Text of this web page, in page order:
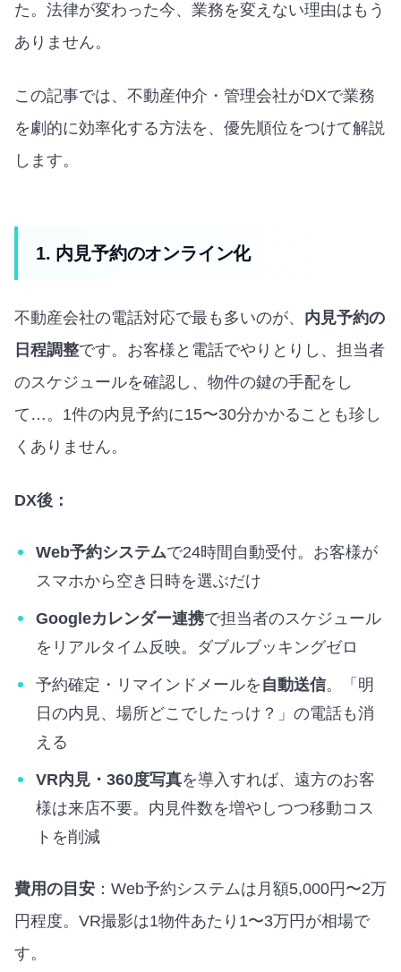
た。法律が変わった今、業務を変えない理由はもう
ありません。
この記事では、不動産仲介・管理会社がDXで業務
を劇的に効率化する方法を、優先順位をつけて解説
します。
1. 内見予約のオンライン化
不動産会社の電話対応で最も多いのが、 内見予約の
日程調整です。お客様と電話でやりとりし、担当者
のスケジュールを確認し、物件の鍵の手配をし
て…。1件の内見予約に15〜30分かかることも珍し
くありません。
DX後：
Web予約システムで24時間自動受付。お客様が
スマホから空き日時を選ぶだけ
Googleカレンダー連携で担当者のスケジュール
をリアルタイム反映。ダブルブッキングゼロ
予約確定・リマインドメールを 自動送信。「明
日の内見、場所どこでしたっけ？」の電話も消
える
VR内見・360度写真を導入すれば、遠方のお客
様は来店不要。内見件数を増やしつつ移動コス
トを削減
費用の目安 ：Web予約システムは月額5,000円〜2万
円程度。VR撮影は1物件あたり1〜3万円が相場で
す。